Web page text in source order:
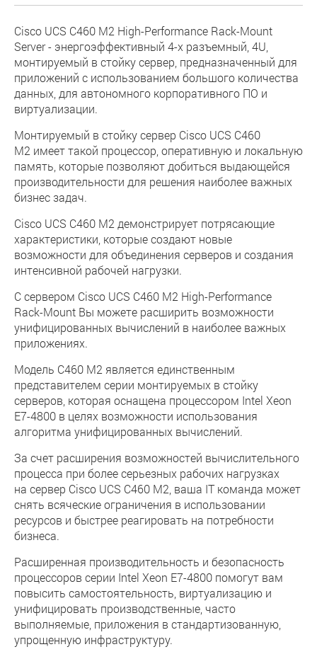
Cisco UCS C460 M2 High-Performance Rack-Mount
Server - энергоэффективный 4-х разъемный, 4U,
монтируемый в стойку сервер, предназначенный для
приложений с использованием большого количества
данных, для автономного корпоративного ПО и
виртуализации.
Монтируемый в стойку сервер Cisco UCS C460
M2 имеет такой процессор, оперативную и локальную
память, которые позволяют добиться выдающейся
производительности для решения наиболее важных
бизнес задач.
Cisco UCS C460 M2 демонстрирует потрясающие
характеристики, которые создают новые
возможности для объединения серверов и создания
интенсивной рабочей нагрузки.
С сервером Cisco UCS C460 M2 High-Performance
Rack-Mount Вы можете расширить возможности
унифицированных вычислений в наиболее важных
приложениях.
Модель C460 M2 является единственным
представителем серии монтируемых в стойку
серверов, которая оснащена процессором Intel Xeon
E7-4800 в целях возможности использования
алгоритма унифицированных вычислений.
За счет расширения возможностей вычислительного
процесса при более серьезных рабочих нагрузках
на сервер Cisco UCS C460 M2, ваша IT команда может
снять всяческие ограничения в использовании
ресурсов и быстрее реагировать на потребности
бизнеса.
Расширенная производительность и безопасность
процессоров серии Intel Xeon E7-4800 помогут вам
повысить самостоятельность, виртуализацию и
унифицировать производственные, часто
выполняемые, приложения в стандартизованную,
упрощенную инфраструктуру.